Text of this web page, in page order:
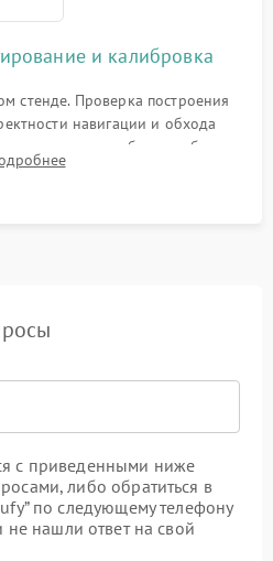
и калибровка
стенде. Проверка построения
навигации и обхода
всасывания и работы турбины.
возврата на док-станцию и
с приведенными ниже
либо обратиться в
по следующему телефону
не нашли ответ на свой